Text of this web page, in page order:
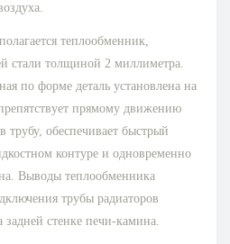
теплообменник,
стали толщиной 2 миллиметра.
по форме деталь установлена на
прямому движению
обеспечивает быстрый
контуре и одновременно
Выводы теплообменника
трубы радиаторов
стенке печи-камина.